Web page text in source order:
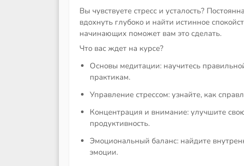
Вы чувствуете стресс и усталость?
вдохнуть глубоко и найти истинное
начинающих поможет вам это сделать.
Что вас ждет на курсе?
Основы медитации: научитесь
практикам.
Управление стрессом: узнайте, как
Концентрация и внимание: улучшите
продуктивность.
Эмоциональный баланс: найдите
эмоции.